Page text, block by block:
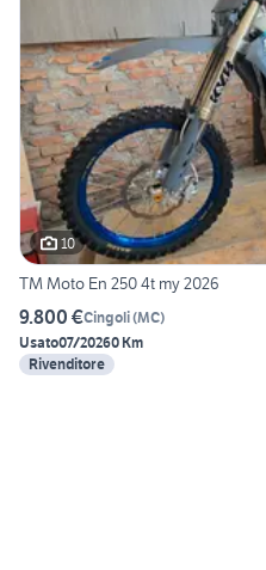
10
TM Moto En 250 4t my 2026
9.800 €Cingoli(MC)
Usato07/20260 Km
Rivenditore